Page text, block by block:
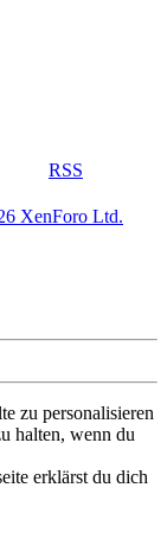
RSS
XenForo Ltd.
zu personalisieren
halten, wenn du
erklärst du dich